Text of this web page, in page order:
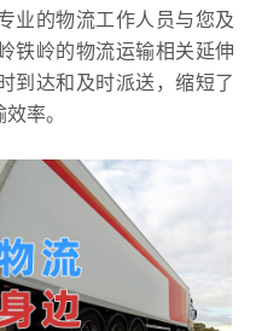
业的物流工作人员与您及
铁岭的物流运输相关延伸
到达和及时派送，缩短了
率。